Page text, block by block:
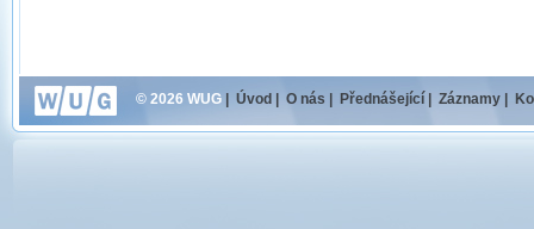
© 2026 WUG Úvod O nás Přednášející Záznamy